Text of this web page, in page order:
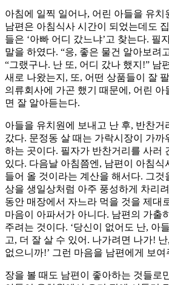
아침에 일찍 일어나, 어린 아들을 유치
남편은 아침식사 시간이 되었는데도
들은 ‘아빠 어디 갔느냐’고 찾는다. 필
말을 하였다. “응, 좋은 물건 알아보려
“그랬구나. 난 또, 어디 갔나 했지!” 남
새로 나왔는지, 또, 어떤 상품들이 잘
의류회사에 가곤 했기 때문에, 어린 아
면 잘 알아듣는다.
아들을 유치원에 보내고 난 후, 반찬거
갔다. 문정동 살 때는 가락시장이 가까
하는 곳이다. 필자가 반찬거리를 사러
있다. 다음날 아침쯤엔, 남편이 아침식
들어 올 것이라는 계산을 해서다. 그것
상을 생일상처럼 아주 풍성하게 차리
동안 매장에서 자느라 먹을 것을 제대
마음이 아파서가 아니다. 남편의 가출
주려는 것이다. ‘당신이 없어도 난, 아
고, 더 잘 살 수 있어. 나가려면 나가!
없으니까!’ 그런 마음을 남편에게 보
장을 볼 때도 남편이 좋아하는 것들로